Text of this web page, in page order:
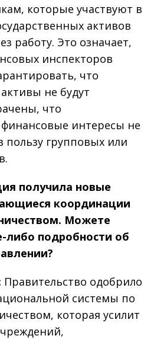
которые участвуют в
активов
работу. Это означает,
инспекторов
что
не будут
что
финансовые интересы не
групповых или
получила новые
координации
Можете
либо подробности об
Правительство одобрило
системы по
которая усилит